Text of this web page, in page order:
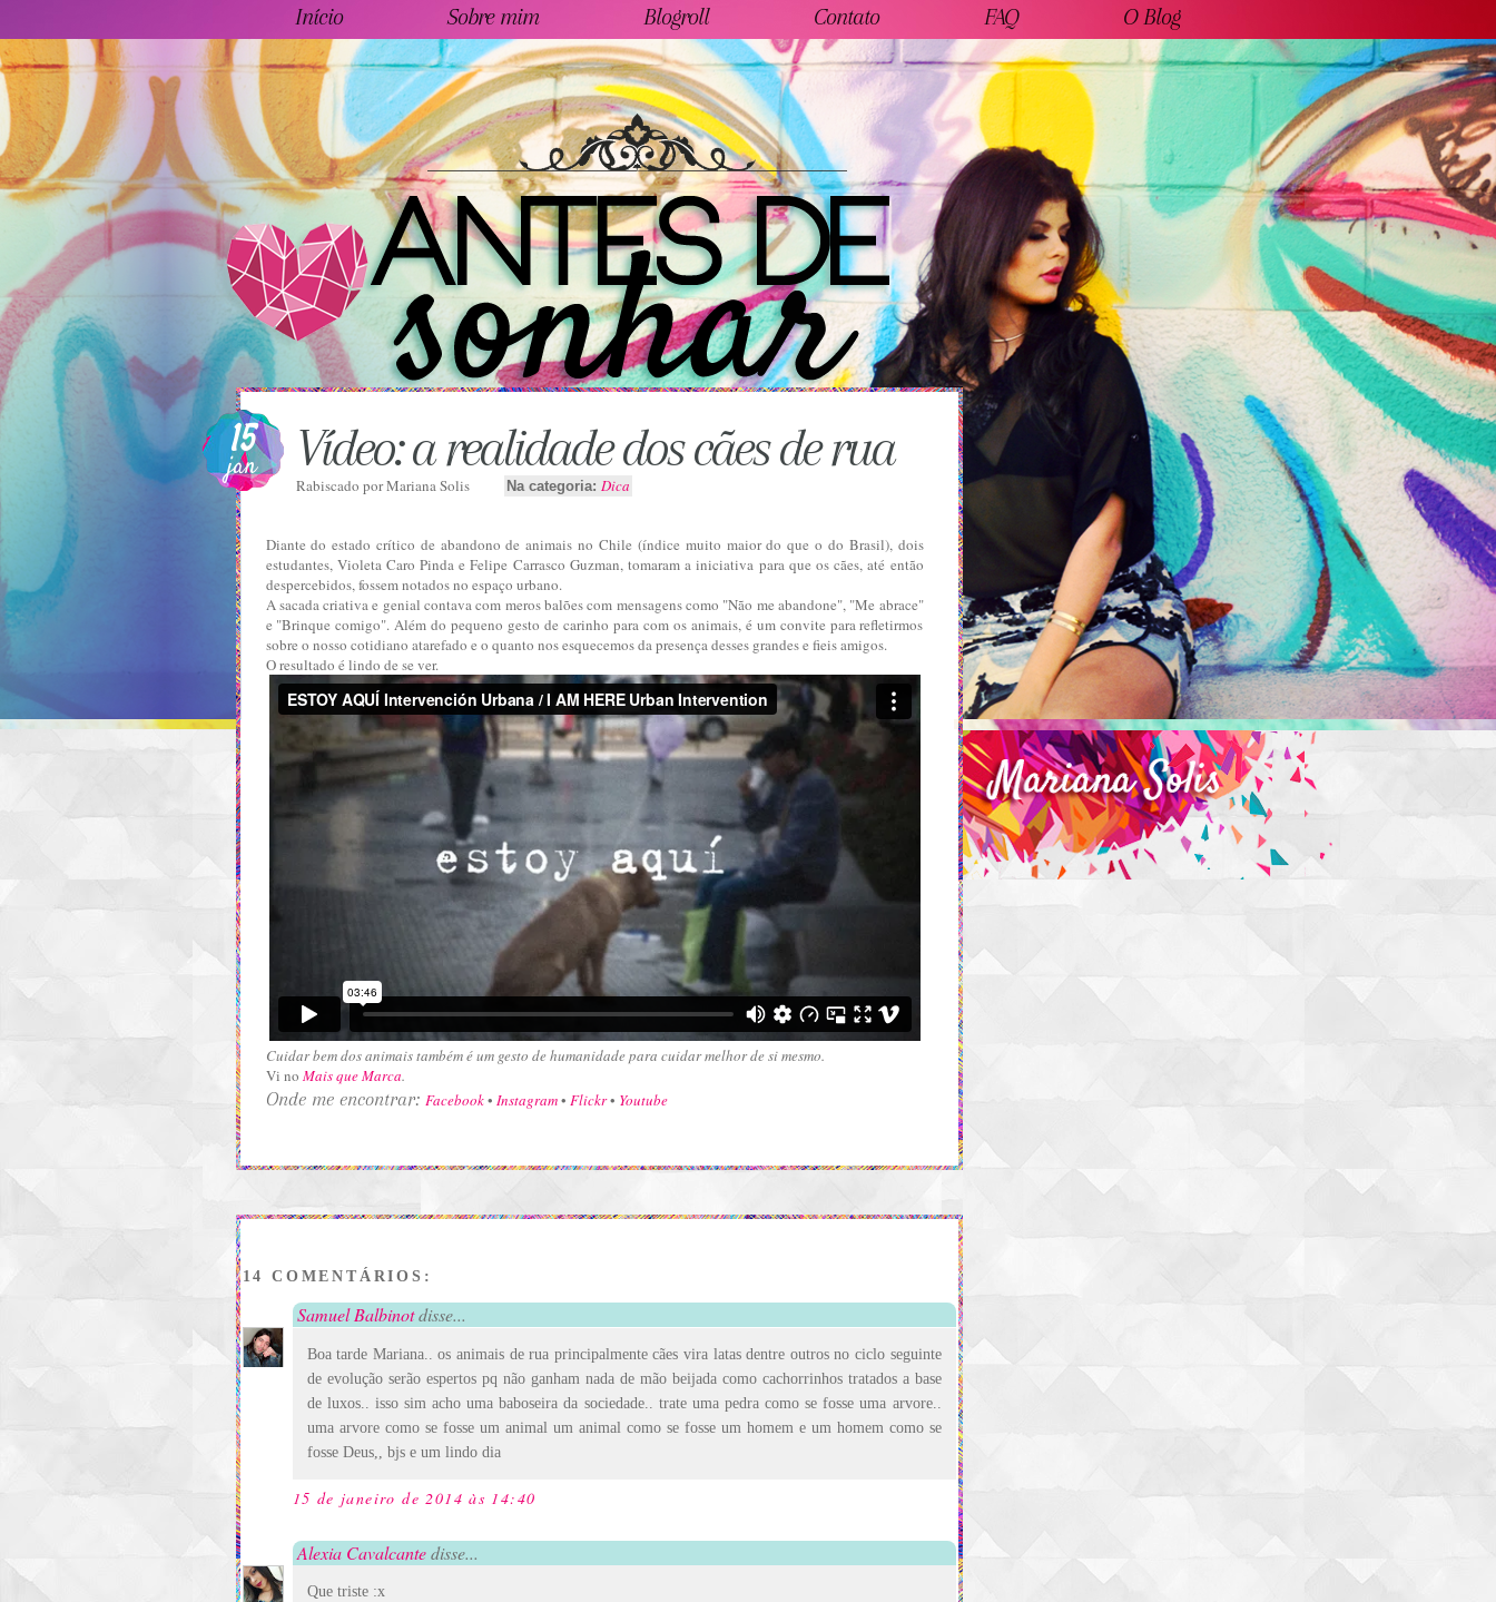
Início Sobre mim Blogroll Contato FAQ O Blog
15
jan Vídeo: a realidade dos cães de rua
Rabiscado porMariana Solis Na categoria: Dica
Diante do estado crítico de abandono de animais no Chile (índice muito maior do que o do Brasil), dois
estudantes, Violeta Caro Pinda e Felipe Carrasco Guzman, tomaram a iniciativa para que os cães, até então
despercebidos, fossem notados no espaço urbano.
A sacada criativa e genial contava com meros balões com mensagens como "Não me abandone", "Me abrace"
e "Brinque comigo". Além do pequeno gesto de carinho para com os animais, é um convite para refletirmos
sobre o nosso cotidiano atarefado e o quanto nos esquecemos da presença desses grandes e fieis amigos.
O resultado é lindo de se ver.
Cuidar bem dos animais também é um gesto de humanidade para cuidar melhor de si mesmo.
Vi no Mais que Marca.
Onde me encontrar: Facebook• Instagram• Flickr• Youtube
14 COMENTÁRIOS:
Samuel Balbinotdisse...
Boa tarde Mariana.. os animais de rua principalmente cães vira latas dentre outros no ciclo seguinte
de evolução serão espertos pq não ganham nada de mão beijada como cachorrinhos tratados a base
de luxos.. isso sim acho uma baboseira da sociedade.. trate uma pedra como se fosse uma arvore..
uma arvore como se fosse um animal um animal como se fosse um homem e um homem como se
fosse Deus,, bjs e um lindo dia
15 de janeiro de 2014 às 14:40
Alexia Cavalcantedisse...
Que triste :x